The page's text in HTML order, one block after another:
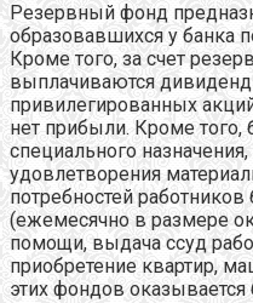
Резервный фонд
образовавшихся у банка
Кроме того, за счет
выплачиваются
привилегированных
нет прибыли. Кроме того,
специального
удовлетворения
потребностей
(ежемесячно в размере
помощи, выдача ссуд
приобретение квартир,
этих фондов